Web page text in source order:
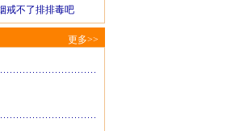
戒不了排排毒吧
更多>>